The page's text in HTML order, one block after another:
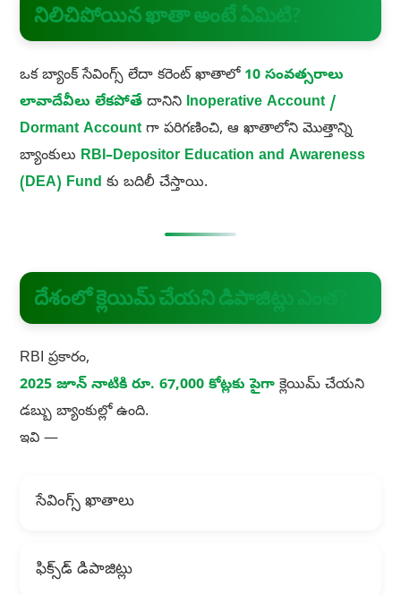
నిలిచిపోయిన ఖాతా అంటే ఏమిటి?
ఒక బ్యాంక్ సేవింగ్స్ లేదా కరెంట్ ఖాతాలో 10 సంవత్సరాలు
లావాదేవీలు లేకపోతేదానిని Inoperative Account /
Dormant Accountగా పరిగణించి, ఆ ఖాతాలోని మొత్తాన్ని
బ్యాంకులు RBI–Depositor Education and Awareness
(DEA) Fund కు బదిలీ చేస్తాయి.
దేశంలో క్లెయిమ్ చేయని డిపాజిట్లు ఎంత?
RBI ప్రకారం,
2025 జూన్ నాటికి రూ. 67,000 కోట్లకు పైగాక్లెయిమ్ చేయని
డబ్బు బ్యాంకుల్లో ఉంది.
ఇవి —
సేవింగ్స్ ఖాతాలు
ఫిక్స్‌డ్ డిపాజిట్లు